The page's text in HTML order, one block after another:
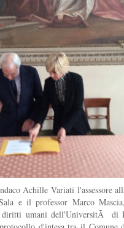
Achille Variati l'assessore
e il professor Marco
umani dell'UniversitÃ di